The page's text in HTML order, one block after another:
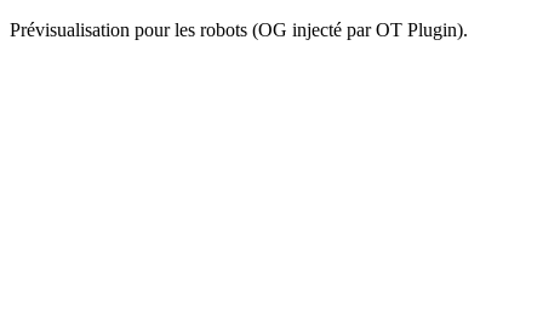
Prévisualisation pour les robots (OG injecté par OT Plugin).